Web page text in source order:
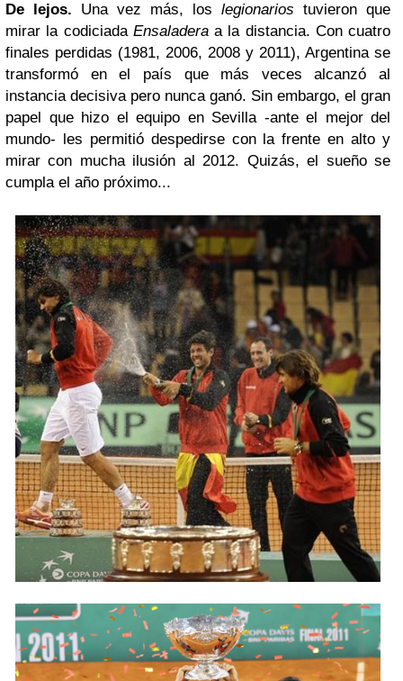
De lejos. Una vez más, los legionarios tuvieron que
mirar la codiciada Ensaladeraa la distancia. Con cuatro
finales perdidas (1981, 2006, 2008 y 2011), Argentina se
transformó en el país que más veces alcanzó al
instancia decisiva pero nunca ganó. Sin embargo, el gran
papel que hizo el equipo en Sevilla -ante el mejor del
mundo- les permitió despedirse con la frente en alto y
mirar con mucha ilusión al 2012. Quizás, el sueño se
cumpla el año próximo...